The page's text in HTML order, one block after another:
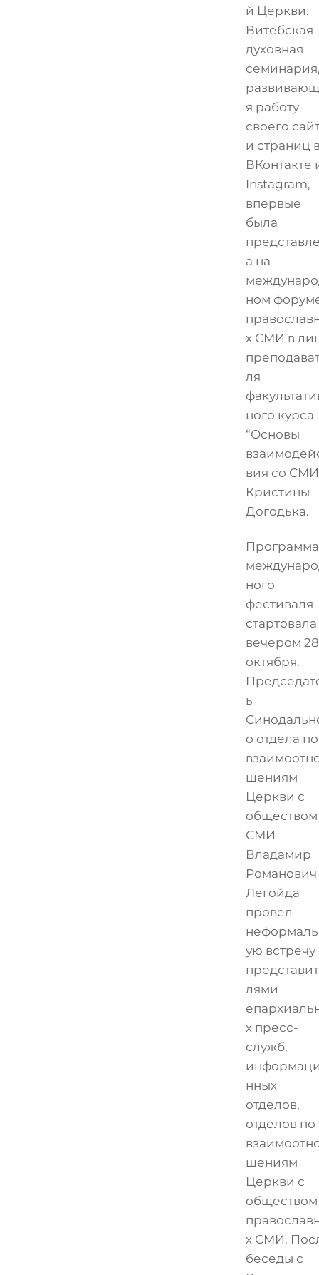
й Церкви.
Витебская
духовная
я работу
своего
и страниц
ВКонтакте
Instagram,
впервые
была
а на
ном
х СМИ в
ля
ного курса
“Основы
вия со
Кристины
Догодька.
Программа
ного
фестиваля
стартовала
вечером 28
октября.
ь
о отдела по
шениям
Церкви с
СМИ
Владамир
Романович
Легойда
провел
ую встречу
лями
х пресс-
служб,
нных
отделов,
отделов по
шениям
Церкви с
х СМИ.
беседы с